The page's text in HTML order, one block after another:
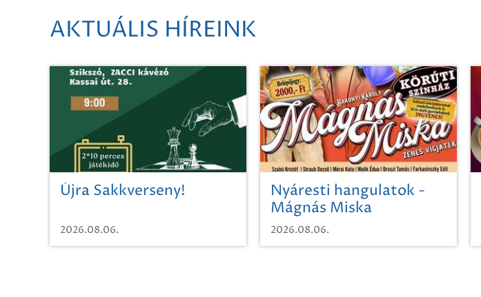
AKTUÁLIS HÍREINK
Újra Sakkverseny!
2026.08.06.
Nyáresti hangulatok -
Mágnás Miska
2026.08.06.